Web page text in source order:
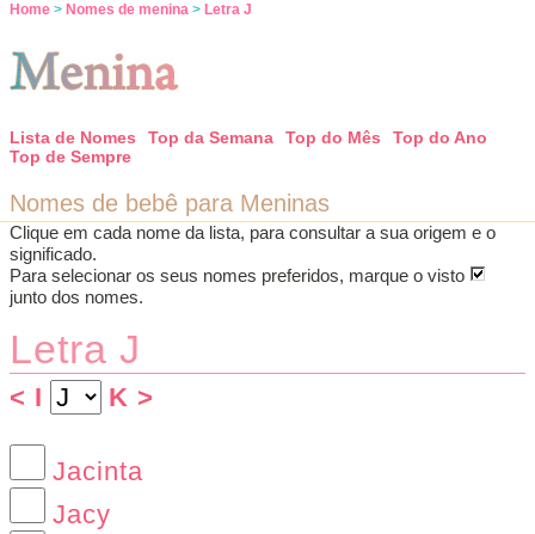
Home > Nomes de menina > Letra J
Lista de Nomes Top da Semana Top do Mês
Top do Ano
Top de Sempre
Nomes de bebê para Meninas
Clique em cada nome da lista, para consultar a sua origem e o
significado.
Para selecionar os seus nomes preferidos, marque o visto
junto dos nomes.
Letra J
< I K >
Jacinta
Jacy